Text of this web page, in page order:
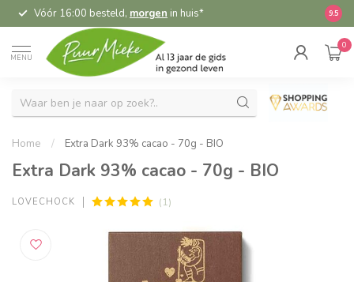
Vóór 16:00 besteld, morgen in huis* 9.5
MENU
0
Home / Extra Dark 93% cacao - 70g - BIO
Extra Dark 93% cacao - 70g - BIO
LOVECHOCK (1)